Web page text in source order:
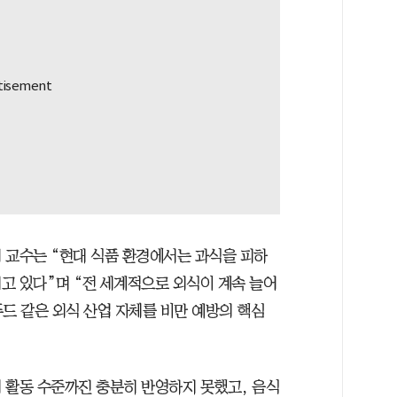
수는 “현대 식품 환경에서는 과식을 피하
있다”며 “전 세계적으로 외식이 계속 늘어
같은 외식 산업 자체를 비만 예방의 핵심
동 수준까진 충분히 반영하지 못했고, 음식